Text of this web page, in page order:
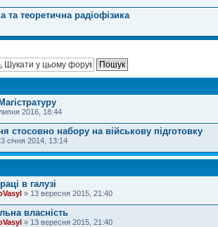
та теоретична радіофізика
2016, 18:44
стосовно набору на військову підготовку
січня 2014, 13:14
в галузі
» 13 вересня 2015, 21:40
власність
» 13 вересня 2015, 21:40